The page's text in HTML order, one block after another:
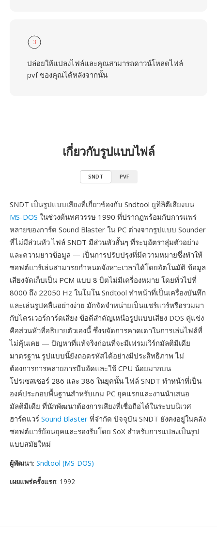
3
ปล่อยให้แปลงไฟล์และคุณสามารถดาวน์โหลดไฟล์
pvf ของคุณได้หลังจากนั้น
เกี่ยวกับรูปแบบไฟล์
SNDT PVF
SNDT เป็นรูปแบบเสียงที่เกี่ยวข้องกับ Sndtool ยูทิลิตีเสียงบน
MS-DOS ในช่วงต้นทศวรรษ 1990 ที่ปรากฏพร้อมกับการแพร่
หลายของการ์ด Sound Blaster ใน PC ต่างจากรูปแบบ Sounder
ที่ไม่มีส่วนหัว ไฟล์ SNDT มีส่วนหัวสั้นๆ ที่ระบุอัตราสุ่มตัวอย่าง
และความยาวข้อมูล — เป็นการปรับปรุงที่มีความหมายซึ่งทำให้
ซอฟต์แวร์เล่นสามารถกำหนดจังหวะเวลาได้โดยอัตโนมัติ ข้อมูล
เสียงจัดเก็บเป็น PCM แบบ 8 บิตไม่มีเครื่องหมาย โดยทั่วไปที่
8000 ถึง 22050 Hz ในโมโน Sndtool ทำหน้าที่เป็นเครื่องบันทึก
และเล่นรูปคลื่นอย่างง่าย มักจัดจำหน่ายเป็นแชร์แวร์หรือรวมมา
กับไดรเวอร์การ์ดเสียง ข้อดีสำคัญเหนือรูปแบบเสียง DOS คู่แข่ง
คือส่วนหัวที่อธิบายตัวเองนี้ ซึ่งขจัดการคาดเดาในการเล่นไฟล์ที่
ไม่คุ้นเคย — ปัญหาที่แท้จริงก่อนที่จะมีเฟรมเวิร์กมัลติมีเดีย
มาตรฐาน รูปแบบนี้ยังถอดรหัสได้อย่างมีประสิทธิภาพ ไม่
ต้องการการคลายการบีบอัดและใช้ CPU น้อยมากบน
โปรเซสเซอร์ 286 และ 386 ในยุคนั้น ไฟล์ SNDT ทำหน้าที่เป็น
องค์ประกอบพื้นฐานสำหรับเกม PC ยุคแรกและงานนำเสนอ
มัลติมีเดีย ที่นักพัฒนาต้องการเสียงที่เชื่อถือได้ในระบบนิเวศ
ฮาร์ดแวร์ Sound Blaster ที่จำกัด ปัจจุบัน SNDT ยังคงอยู่ในคลัง
ซอฟต์แวร์ย้อนยุคและรองรับโดย SoX สำหรับการแปลงเป็นรูป
แบบสมัยใหม่
ผู้พัฒนา: Sndtool (MS-DOS)
เผยแพร่ครั้งแรก: 1992